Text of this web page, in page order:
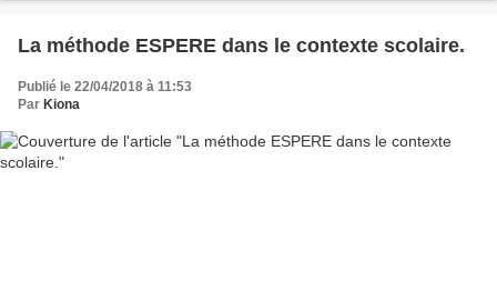
La méthode ESPERE dans le contexte scolaire.
Publié le 22/04/2018 à 11:53
Par Kiona